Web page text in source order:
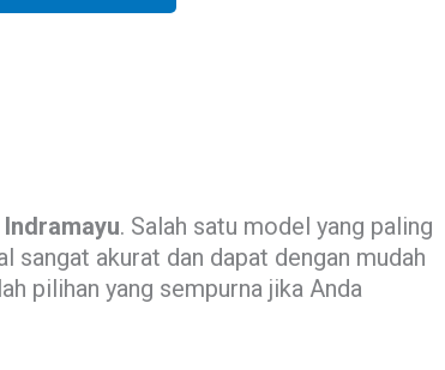
Indramayu. Salah satu model yang paling
sangat akurat dan dapat dengan mudah
pilihan yang sempurna jika Anda